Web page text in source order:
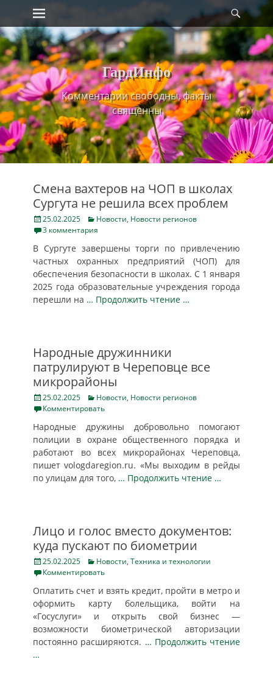
Skip
to
content
Primary Menu
ГардИнфо
Комментарии свободны, факты
священны
​Смена вахтеров на ЧОП в школах
Сургута не решила всех проблем
Posted
on
25.02.2025 Categories
Новости, Новости регионов
3 комментария
В Сургуте завершены торги по привлечению
частных охранных предприятий (ЧОП) для
обеспечения безопасности в школах. С 1 января
2025 года образовательные учреждения города
перешли на … Продолжить чтение …
Народные дружинники
патрулируют в Череповце все
микрорайоны
Posted
on
25.02.2025 Categories
Новости, Новости регионов
Комментировать
Народные дружины добровольно помогают
полиции в охране общественного порядка и
работают во всех микрорайонах Череповца,
пишет vologdaregion.ru. «Мы выходим в рейды
по улицам для того, … Продолжить чтение …
Лицо и голос вместо документов:
куда пускают по биометрии
Posted
on
25.02.2025 Categories
Новости, Техника и технологии
Комментировать
Оплатить счет и взять кредит, пройти в метро и
оформить карту болельщика, войти на
«Госуслуги» и открыть свой бизнес —
возможности биометрической авторизации
постоянно расширяются. … Продолжить чтение
…